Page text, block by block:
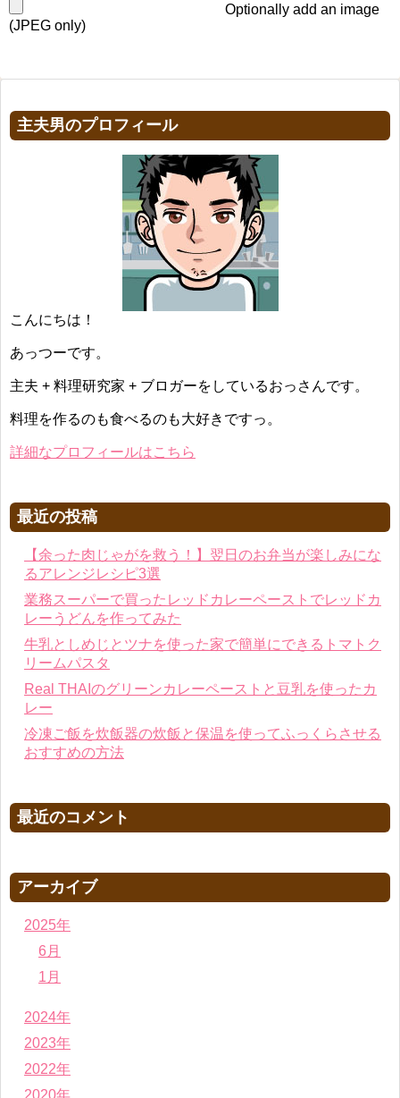
Optionally add an image
(JPEG only)
主夫男のプロフィール
こんにちは！
あっつーです。
主夫 + 料理研究家 + ブロガーをしているおっさんです。
料理を作るのも食べるのも大好きですっ。
詳細なプロフィールはこちら
最近の投稿
【余った肉じゃがを救う！】翌日のお弁当が楽しみにな
るアレンジレシピ3選
業務スーパーで買ったレッドカレーペーストでレッドカ
レーうどんを作ってみた
牛乳としめじとツナを使った家で簡単にできるトマトク
リームパスタ
Real THAIのグリーンカレーペーストと豆乳を使ったカ
レー
冷凍ご飯を炊飯器の炊飯と保温を使ってふっくらさせる
おすすめの方法
最近のコメント
アーカイブ
2025年
6月
1月
2024年
2023年
2022年
2020年